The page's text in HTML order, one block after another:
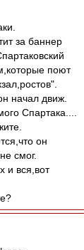
за баннер
поют
начал движ.
Спартака....
он
смог.
и вся,вот